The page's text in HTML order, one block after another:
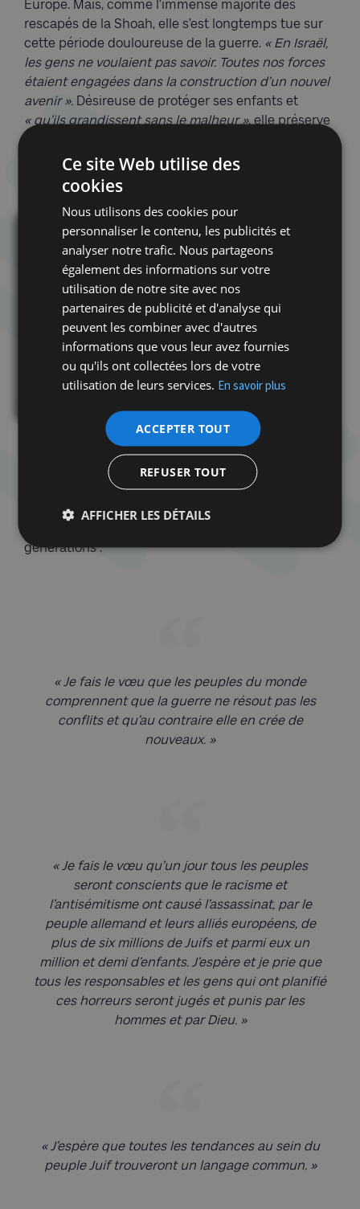
Europe. Mais, comme l’immense majorité des
rescapés de la Shoah, elle s’est longtemps tue sur
cette période douloureuse de la guerre. « En Israël,
les gens ne voulaient pas savoir. Toutes nos forces
étaient engagées dans la construction d’un nouvel
avenir ». Désireuse de protéger ses enfants et
« qu’ils grandissent sans le malheur », elle préserve
son histoire :« J’essaye de ne pas lui mentir mais je
ne raconte pas toute la vérité. »
Alors que le CCLJ organisait en 2007 l’exposition «
Destins d’enfants juifs survivants en Belgique sous
la tourmente nazie », une exposition itinérante à
l’intention des écoles secondaires, des maisons
communales et des associations, Tony Weber
générations :
« Je fais le vœu que les peuples du monde
comprennent que la guerre ne résout pas les
conflits et qu’au contraire elle en crée de
nouveaux. »
« Je fais le vœu qu’un jour tous les peuples
seront conscients que le racisme et
l’antisémitisme ont causé l’assassinat, par le
peuple allemand et leurs alliés européens, de
plus de six millions de Juifs et parmi eux un
million et demi d’enfants. J’espère et je prie que
tous les responsables et les gens qui ont planifié
ces horreurs seront jugés et punis par les
hommes et par Dieu. »
« J’espère que toutes les tendances au sein du
peuple Juif trouveront un langage commun. »
Ce site Web utilise des
cookies
Nous utilisons des cookies pour
personnaliser le contenu, les publicités et
analyser notre trafic. Nous partageons
également des informations sur votre
utilisation de notre site avec nos
partenaires de publicité et d'analyse qui
peuvent les combiner avec d'autres
informations que vous leur avez fournies
ou qu'ils ont collectées lors de votre
utilisation de leurs services. En savoir plus
ACCEPTER TOUT
REFUSER TOUT
AFFICHER LES DÉTAILS